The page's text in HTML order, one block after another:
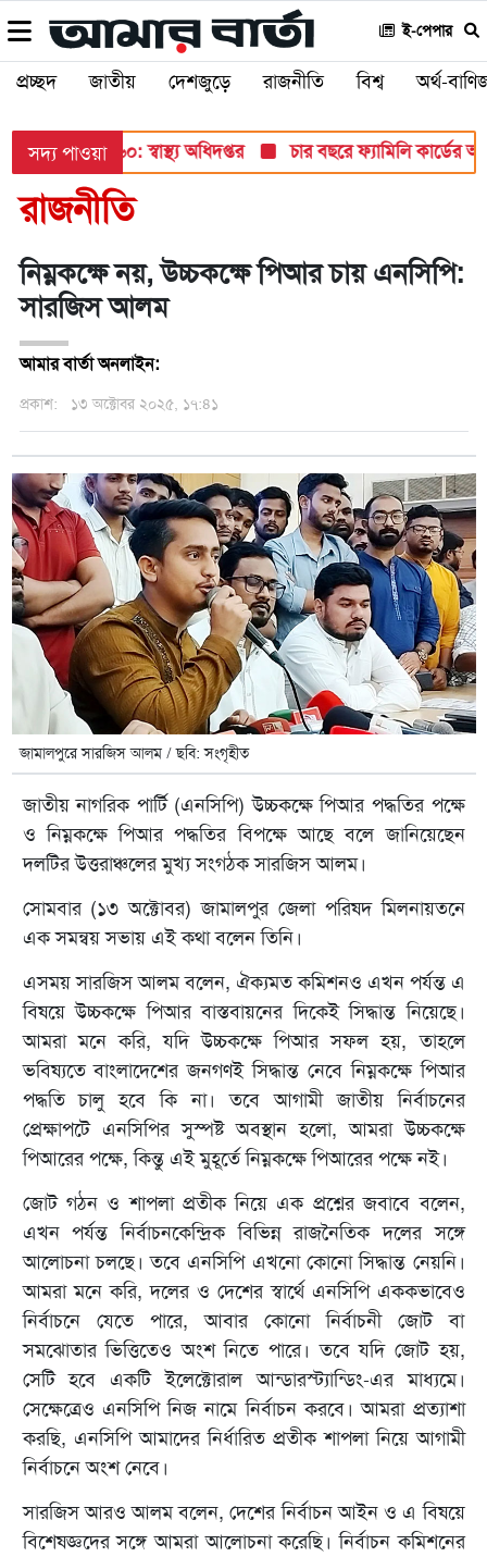
ই-পেপার
প্রচ্ছদ জাতীয় দেশজুড়ে রাজনীতি বিশ্ব অর্থ-
সদ্য পাওয়া
আক্রান্ত ৮৬০: স্বাস্থ্য অধিদপ্তর চার বছরে ফ্যামিলি কার্ডের
রাজনীতি
নিম্নকক্ষে নয়, উচ্চকক্ষে পিআর চায় এনসিপি:
সারজিস আলম
আমার বার্তা অনলাইন:
প্রকাশ: ১৩ অক্টোবর ২০২৫, ১৭:৪১
জামালপুরে সারজিস আলম / ছবি: সংগৃহীত
জাতীয় নাগরিক পার্টি (এনসিপি) উচ্চকক্ষে পিআর পদ্ধতির পক্ষে
ও নিম্নকক্ষে পিআর পদ্ধতির বিপক্ষে আছে বলে জানিয়েছেন
দলটির উত্তরাঞ্চলের মুখ্য সংগঠক সারজিস আলম।
সোমবার (১৩ অক্টোবর) জামালপুর জেলা পরিষদ মিলনায়তনে
এক সমন্বয় সভায় এই কথা বলেন তিনি।
এসময় সারজিস আলম বলেন, ঐক্যমত কমিশনও এখন পর্যন্ত এ
বিষয়ে উচ্চকক্ষে পিআর বাস্তবায়নের দিকেই সিদ্ধান্ত নিয়েছে।
আমরা মনে করি, যদি উচ্চকক্ষে পিআর সফল হয়, তাহলে
ভবিষ্যতে বাংলাদেশের জনগণই সিদ্ধান্ত নেবে নিম্নকক্ষে পিআর
পদ্ধতি চালু হবে কি না। তবে আগামী জাতীয় নির্বাচনের
প্রেক্ষাপটে এনসিপির সুস্পষ্ট অবস্থান হলো, আমরা উচ্চকক্ষে
পিআরের পক্ষে, কিন্তু এই মুহূর্তে নিম্নকক্ষে পিআরের পক্ষে নই।
জোট গঠন ও শাপলা প্রতীক নিয়ে এক প্রশ্নের জবাবে বলেন,
এখন পর্যন্ত নির্বাচনকেন্দ্রিক বিভিন্ন রাজনৈতিক দলের সঙ্গে
আলোচনা চলছে। তবে এনসিপি এখনো কোনো সিদ্ধান্ত নেয়নি।
আমরা মনে করি, দলের ও দেশের স্বার্থে এনসিপি এককভাবেও
নির্বাচনে যেতে পারে, আবার কোনো নির্বাচনী জোট বা
সমঝোতার ভিত্তিতেও অংশ নিতে পারে। তবে যদি জোট হয়,
সেটি হবে একটি ইলেক্টোরাল আন্ডারস্ট্যান্ডিং-এর মাধ্যমে।
সেক্ষেত্রেও এনসিপি নিজ নামে নির্বাচন করবে। আমরা প্রত্যাশা
করছি, এনসিপি আমাদের নির্ধারিত প্রতীক শাপলা নিয়ে আগামী
নির্বাচনে অংশ নেবে।
সারজিস আরও আলম বলেন, দেশের নির্বাচন আইন ও এ বিষয়ে
বিশেষজ্ঞদের সঙ্গে আমরা আলোচনা করেছি। নির্বাচন কমিশনের